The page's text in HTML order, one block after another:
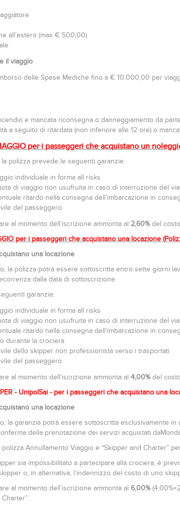
all’estero (max € 500,00)
il viaggio
delle Spese Mediche fino a € 10.000,00 per
e mancata riconsegna o danneggiamento da
a seguito di ritardata (non inferiore alle 12 ore) o
per i passeggeri che acquistano un
polizza prevede le seguenti garanzie:
individuale in forma all risks
di viaggio non usufruita in caso di interruzione del
ritardo nella consegna dell’imbarcazione in
del passeggero
al momento dell’iscrizione ammonta al 2,60%del
per i passeggeri che acquistano una locazione
una locazione
la polizza potrà essere sottoscritta entro sette giorni
dalla data di sottoscrizione.
garanzie:
individuale in forma all risks
di viaggio non usufruita in caso di interruzione del
ritardo nella consegna dell’imbarcazione in
durante la crociera
dello skipper non professionista verso i trasportati
del passeggero
al momento dell’iscrizione ammonta al 4,00%del
- UnipolSai - per i passeggeri che acquistano una
una locazione
la garanzia potrà essere sottoscritta esclusivamente
della prenotazione dei servizi acquistati
Annullamento Viaggio e “Skipper and Charter”
sia impossibilitato a partecipare alla crociera, è
o, in alternativa, l’indennizzo del costo di uno
al momento dell’iscrizione ammonta al 6,00%